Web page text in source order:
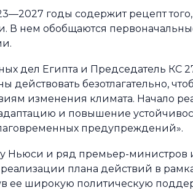
годы содержит рецепт
В нем обобщаются
дел Египта и Председатель КС
действовать безотлагательно,
изменения климата. Начало
и повышение
предупреждений».
и ряд премьер-министров
плана действий в
ее широкую политическую